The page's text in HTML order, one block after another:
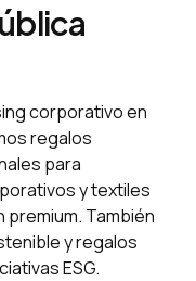
corporativo en
regalos
para
y textiles
También
y regalos
ESG.